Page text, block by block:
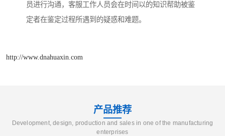
员进行沟通，客服工作人员会在时间以的知识帮助被鉴
定者在鉴定过程所遇到的疑惑和难题。
http://www.dnahuaxin.com
产品推荐
Development, design, production and sales in one of the manufacturing
enterprises